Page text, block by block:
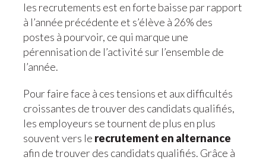
les recrutements est en forte baisse par rapport
à l’année précédente et s’élève à 26% des
postes à pourvoir, ce qui marque une
pérennisation de l’activité sur l’ensemble de
l’année.
Pour faire face à ces tensions et aux difficultés
croissantes de trouver des candidats qualifiés,
les employeurs se tournent de plus en plus
souvent vers le recrutement en alternance
afin de trouver des candidats qualifiés. Grâce à